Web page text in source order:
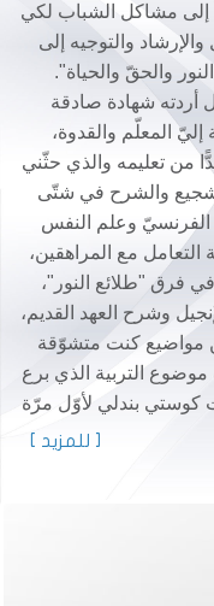
إلى مشاكل الشباب لكي
والتوجيه إلى
والحقّ والحياة".
أردته شهادة صادقة
المعلّم والقدوة،
من تعليمه والذي حثّني
والشرح في شتّى
الفرنسيّ وعلم النفس
التعامل مع المراهقين،
فرق "طلائع النور"،
وشرح العهد القديم،
مواضيع كنت متشوّقة
موضوع التربية الذي برع
كوستي بندلي لأوّل مرّة
[ للمزيد ]